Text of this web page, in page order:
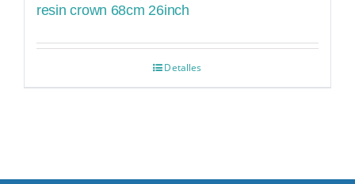
resin crown 68cm 26inch
Detalles